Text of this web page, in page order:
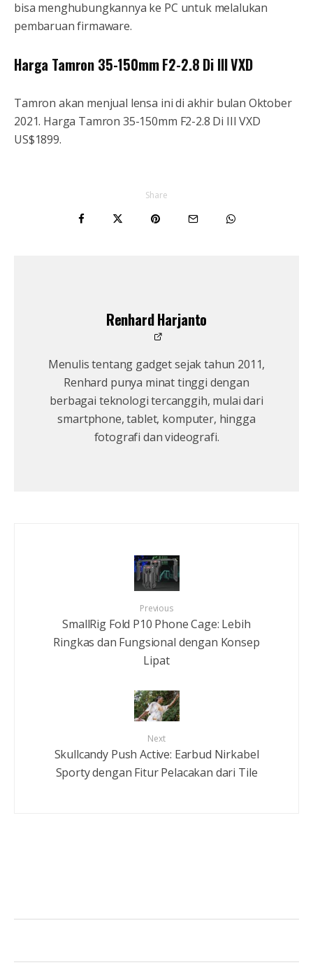
bisa menghubungkannya ke PC untuk melalukan
pembaruan firmaware.
Harga Tamron 35-150mm F2-2.8 Di III VXD
Tamron akan menjual lensa ini di akhir bulan Oktober
2021. Harga Tamron 35-150mm F2-2.8 Di III VXD
US$1899.
Share
Renhard Harjanto
Menulis tentang gadget sejak tahun 2011,
Renhard punya minat tinggi dengan
berbagai teknologi tercanggih, mulai dari
smartphone, tablet, komputer, hingga
fotografi dan videografi.
Previous
SmallRig Fold P10 Phone Cage: Lebih
Ringkas dan Fungsional dengan Konsep
Lipat
Next
Skullcandy Push Active: Earbud Nirkabel
Sporty dengan Fitur Pelacakan dari Tile